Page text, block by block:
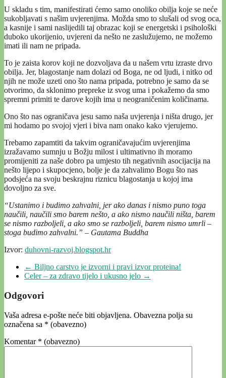
U skladu s tim, manifestirati ćemo samo onoliko obilja koje se neće
sukobljavati s našim uvjerenjima. Možda smo to slušali od svog oca,
a kasnije i sami naslijedili taj obrazac koji se energetski i psihološki
duboko ukorijenio, uvjereni da nešto ne zaslužujemo, ne možemo
imati ili nam ne pripada.
To je zaista korov koji ne dozvoljava da u našem vrtu izraste drvo
obilja. Jer, blagostanje nam dolazi od Boga, ne od ljudi, i nitko od
njih ne može uzeti ono što nama pripada, potrebno je samo da se
otvorimo, da sklonimo prepreke iz svog uma i pokažemo da smo
spremni primiti te darove kojih ima u neograničenim količinama.
Ono što nas ograničava jesu samo naša uvjerenja i ništa drugo, jer
mi hodamo po svojoj vjeri i biva nam onako kako vjerujemo.
Trebamo zapamtiti da takvim ograničavajućim uvjerenjima
izražavamo sumnju u Božju milost i ultimativno ih moramo
promijeniti za naše dobro pa umjesto tih negativnih asocijacija na
nešto lijepo i skupocjeno, bolje je da zahvalimo Bogu što nas
podsjeća na svoju beskrajnu riznicu blagostanja u kojoj ima
dovoljno za sve.
“Ustanimo i budimo zahvalni, jer ako danas i nismo puno toga
naučili, naučili smo barem nešto, a ako nismo naučili ništa, barem
se nismo razboljeli, a ako smo se razboljeli, barem nismo umrli –
stoga budimo zahvalni.” – Gautama Buddha
Izvor: duhovni-razvoj.blogspot.hr
← Biljno carstvo je izvorni i pravi izvor proteina!
Celer – za zdravo tijelo i ukusno jelo →
Odgovori
Vaša adresa e-pošte neće biti objavljena. Obavezna polja su
označena sa * (obavezno)
Komentar * (obavezno)